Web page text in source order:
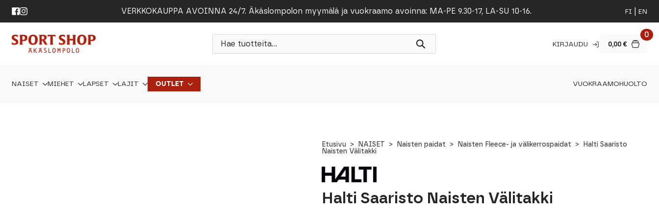
VERKKOKAUPPA AVOINNA 24/7. Äkäslompolon myymälä ja vuokraamo avoinna: MA-PE 9.30-17, LA-SU 10-16. FI EN
Products
search
KIRJAUDU 0,00 €
0
NAISET MIEHET LAPSET LAJIT OUTLET VUOKRAAMOHUOLTO
Etusivu NAISET Naisten paidat Naisten Fleece- ja välikerrospaidat
Halti Saaristo
Naisten Välitakki
Halti Saaristo Naisten Välitakki